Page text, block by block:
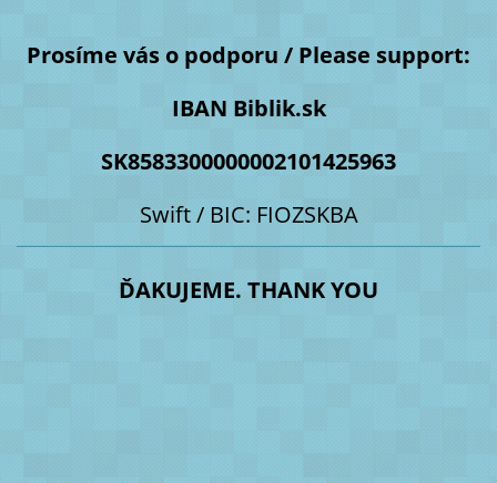
Prosíme vás o podporu / Please support:
IBAN Biblik.sk
SK8583300000002101425963
Swift / BIC: FIOZSKBA
ĎAKUJEME. THANK YOU